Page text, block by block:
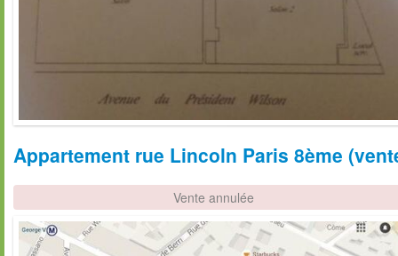
Appartement rue Lincoln Paris 8ème
Vente annulée